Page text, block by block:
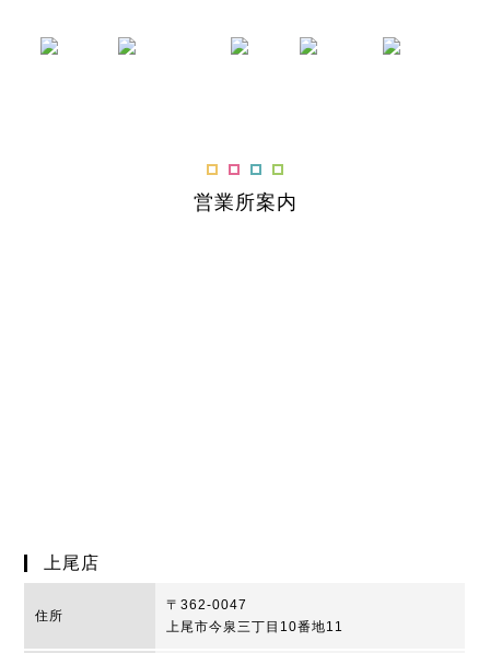
営業所案内
上尾店
住所
〒362-0047
上尾市今泉三丁目10番地11